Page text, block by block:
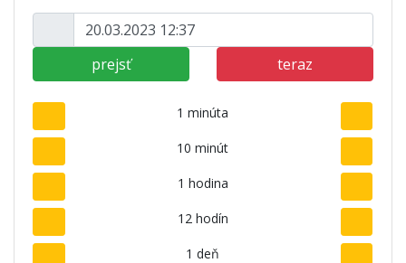
prejsť teraz
1 minúta
10 minút
1 hodina
12 hodín
1 deň